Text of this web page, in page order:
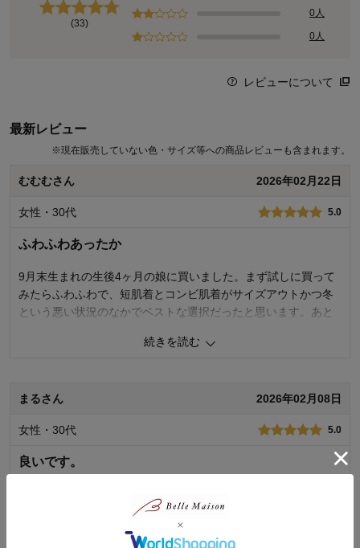
(33)
0人
0人
レビューについて
最新レビュー
※現在販売していない色・サイズ等への商品レビューも含まれます。
むむむさん 2026年02月22日
女性・30代 5.0
ふわふわあったか
9月末生まれの生後4ヶ月の娘に買いました。まず試しに買って
みたらふわふわで、短肌着とコンビ肌着がサイズアウトかつ冬
という悪い状況のなかでベストな選択だったと思います。あと
お子さまの性別： 女の子
続きを読む
まるさん 2026年02月08日
女性・30代 5.0
良いです。
人が参考になりました